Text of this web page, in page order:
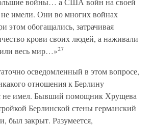
не имели. Они во многих войнах
этом обогащались, затрачивая
крови своих людей, а наживали
весь мир…»27
осведомленный в этом вопросе,
отношения к Берлину
не имел. Бывший помощник Хрущева
Берлинской стены германский
был закрыт. Разумеется,